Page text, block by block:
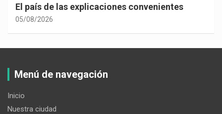
El país de las explicaciones convenientes
05/08/2026
Menú de navegación
Inicio
Nuestra ciudad